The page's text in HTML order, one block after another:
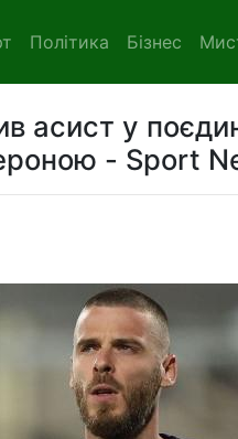
Політика Бізнес
асист у
- Sport